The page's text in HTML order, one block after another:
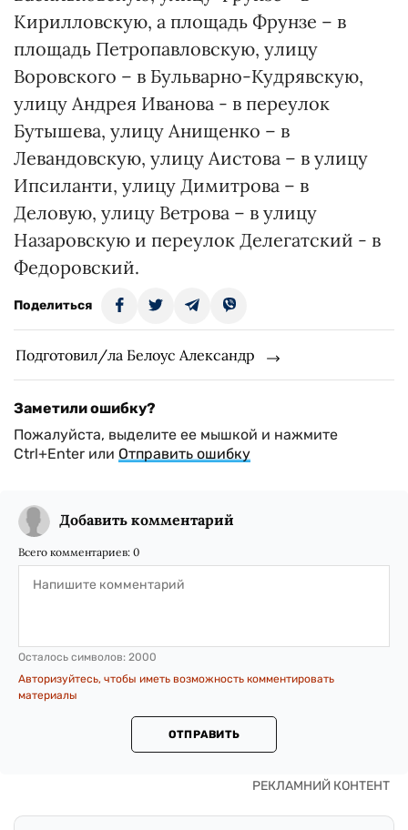
Кирилловскую, а площадь Фрунзе – в
площадь Петропавловскую, улицу
Воровского – в Бульварно-Кудрявскую,
улицу Андрея Иванова - в переулок
Бутышева, улицу Анищенко – в
Левандовскую, улицу Аистова – в улицу
Ипсиланти, улицу Димитрова – в
Деловую, улицу Ветрова – в улицу
Назаровскую и переулок Делегатский - в
Федоровский.
Поделиться
Подготовил/ла Белоус Александр
Заметили ошибку?
Пожалуйста, выделите ее мышкой и нажмите
Ctrl+Enter или Отправить ошибку
Добавить комментарий
Всего комментариев: 0
Осталось символов: 2000
Авторизуйтесь, чтобы иметь возможность комментировать
материалы
ОТПРАВИТЬ